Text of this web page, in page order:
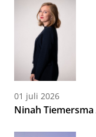
01 juli 2026
Ninah